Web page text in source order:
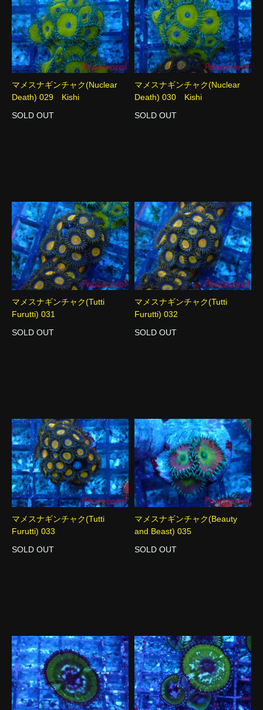
マメスナギンチャク(Nuclear
Death) 029 Kishi
SOLD OUT
マメスナギンチャク(Nuclear
Death) 030 Kishi
SOLD OUT
マメスナギンチャク(Tutti
Furutti) 031
SOLD OUT
マメスナギンチャク(Tutti
Furutti) 032
SOLD OUT
マメスナギンチャク(Tutti
Furutti) 033
SOLD OUT
マメスナギンチャク(Beauty
and Beast) 035
SOLD OUT